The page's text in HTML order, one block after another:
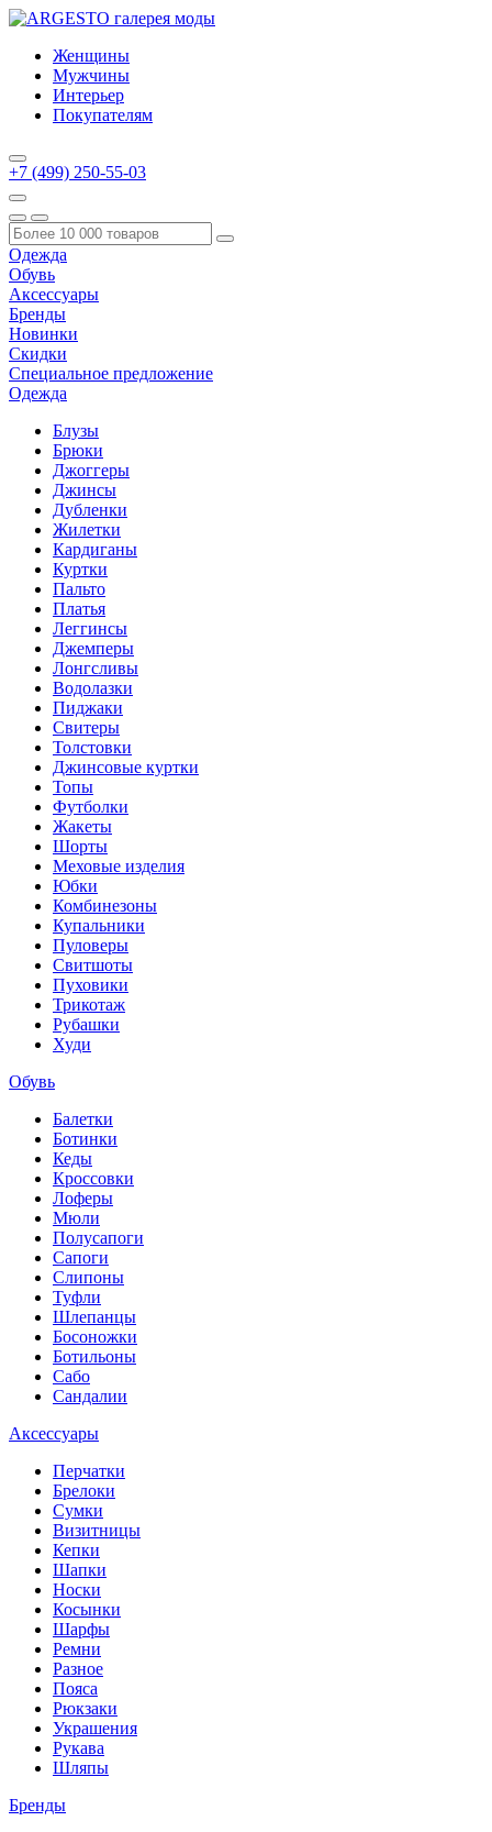
Женщины
Мужчины
Интерьер
Покупателям
+7 (499) 250-55-03
Одежда
Обувь
Аксессуары
Бренды
Новинки
Скидки
Специальное предложение
Одежда
Блузы
Брюки
Джоггеры
Джинсы
Дубленки
Жилетки
Кардиганы
Куртки
Пальто
Платья
Леггинсы
Джемперы
Лонгсливы
Водолазки
Пиджаки
Свитеры
Толстовки
Джинсовые куртки
Топы
Футболки
Жакеты
Шорты
Меховые изделия
Юбки
Комбинезоны
Купальники
Пуловеры
Свитшоты
Пуховики
Трикотаж
Рубашки
Худи
Обувь
Балетки
Ботинки
Кеды
Кроссовки
Лоферы
Мюли
Полусапоги
Сапоги
Слипоны
Туфли
Шлепанцы
Босоножки
Ботильоны
Сабо
Сандалии
Аксессуары
Перчатки
Брелоки
Сумки
Визитницы
Кепки
Шапки
Носки
Косынки
Шарфы
Ремни
Разное
Пояса
Рюкзаки
Украшения
Рукава
Шляпы
Бренды